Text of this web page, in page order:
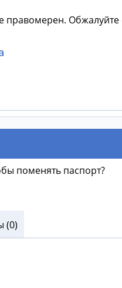
правомерен. Обжалуйте
поменять паспорт?
(0)